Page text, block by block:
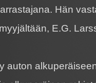
Hän
E.G.
auton